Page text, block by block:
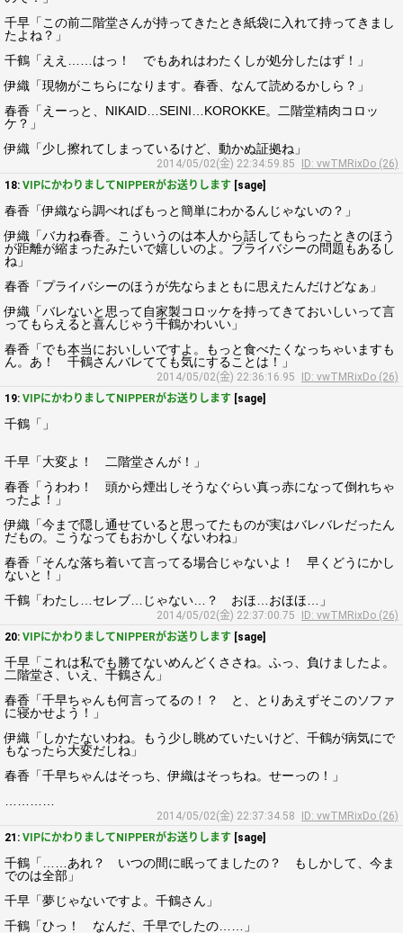
千早「この前二階堂さんが持ってきたとき紙袋に入れて持ってきまし
たよね？」
千鶴「ええ……はっ！ でもあれはわたくしが処分したはず！」
伊織「現物がこちらになります。春香、なんて読めるかしら？」
春香「えーっと、NIKAID…SEINI…KOROKKE。二階堂精肉コロッ
ケ？」
伊織「少し擦れてしまっているけど、動かぬ証拠ね」
2014/05/02(金) 22:34:59.85
ID: vwTMRixDo (26)
18: VIPにかわりましてNIPPERがお送りします [sage]
春香「伊織なら調べればもっと簡単にわかるんじゃないの？」
伊織「バカね春香。こういうのは本人から話してもらったときのほう
が距離が縮まったみたいで嬉しいのよ。プライバシーの問題もあるし
ね」
春香「プライバシーのほうが先ならまともに思えたんだけどなぁ」
伊織「バレないと思って自家製コロッケを持ってきておいしいって言
ってもらえると喜んじゃう千鶴かわいい」
春香「でも本当においしいですよ。もっと食べたくなっちゃいますも
ん。あ！ 千鶴さんバレてても気にすることは！」
2014/05/02(金) 22:36:16.95
ID: vwTMRixDo (26)
19: VIPにかわりましてNIPPERがお送りします [sage]
千鶴「」
千早「大変よ！ 二階堂さんが！」
春香「うわわ！ 頭から煙出しそうなぐらい真っ赤になって倒れちゃ
ったよ！」
伊織「今まで隠し通せていると思ってたものが実はバレバレだったん
だもの。こうなってもおかしくないわね」
春香「そんな落ち着いて言ってる場合じゃないよ！ 早くどうにかし
ないと！」
千鶴「わたし…セレブ…じゃない…？ おほ…おほほ…」
2014/05/02(金) 22:37:00.75
ID: vwTMRixDo (26)
20: VIPにかわりましてNIPPERがお送りします [sage]
千早「これは私でも勝てないめんどくささね。ふっ、負けましたよ。
二階堂さ、いえ、千鶴さん」
春香「千早ちゃんも何言ってるの！？ と、とりあえずそこのソファ
に寝かせよう！」
伊織「しかたないわね。もう少し眺めていたいけど、千鶴が病気にで
もなったら大変だしね」
春香「千早ちゃんはそっち、伊織はそっちね。せーっの！」
2014/05/02(金) 22:37:34.58
ID: vwTMRixDo (26)
21: VIPにかわりましてNIPPERがお送りします [sage]
千鶴「……あれ？ いつの間に眠ってましたの？ もしかして、今ま
でのは全部」
千早「夢じゃないですよ。千鶴さん」
千鶴「ひっ！ なんだ、千早でしたの……」